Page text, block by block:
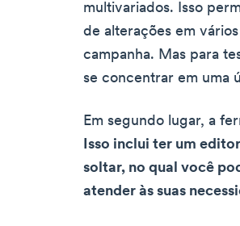
multivariados. Isso
de alterações em
campanha. Mas para
se concentrar em uma
Em segundo lugar, a
Isso inclui ter um
soltar, no qual você
atender às suas